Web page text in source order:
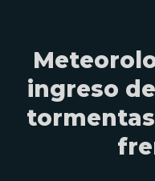
ingreso